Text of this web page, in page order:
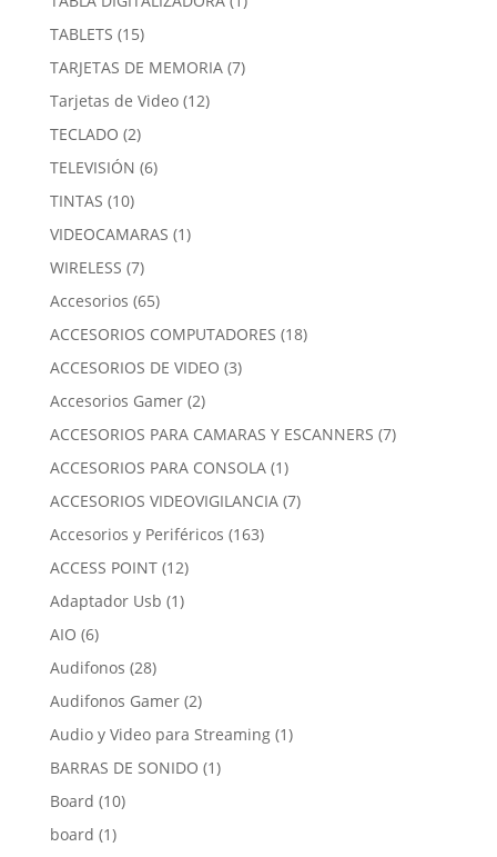
TABLETS 1515
productos
TARJETAS DE MEMORIA 77
Tarjetas de Video 1212
TECLADO 22
productos
TELEVISIÓN 66
TINTAS 1010
productos
VIDEOCAMARAS 11
WIRELESS 77
productos
Accesorios 6565
productos
ACCESORIOS COMPUTADORES 1818
ACCESORIOS DE VIDEO 33
Accesorios Gamer 22
productos
ACCESORIOS PARA CAMARAS Y ESCANNERS 77
ACCESORIOS PARA CONSOLA 11
producto
ACCESORIOS VIDEOVIGILANCIA 77
Accesorios y Periféricos 163163
ACCESS POINT 1212
Adaptador Usb 11
AIO 66
productos
Audifonos 2828
productos
Audifonos Gamer 22
productos
Audio y Video para Streaming 11
BARRAS DE SONIDO 11
Board 1010
board 11